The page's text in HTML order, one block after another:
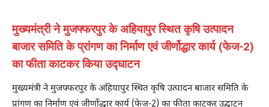
मुख्यमंत्री ने मुजफ्फरपुर के अहियापुर स्थित कृषि उत्पादन
बाजार समिति के प्रांगण का निर्माण एवं जीर्णोद्धार कार्य (फेज-2)
का फीता काटकर किया उद्घाटन
मुख्यमंत्री ने मुजफ्फरपुर के अहियापुर स्थित कृषि उत्पादन बाजार समिति के
प्रांगण का निर्माण एवं जीर्णोद्धार कार्य (फेज-2) का फीता काटकर उद्घाटन